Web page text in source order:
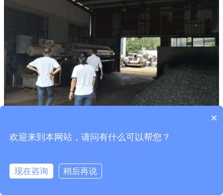
安峰环保在对危废处理时，严格遵守《江苏省一般工业固体废物
染控制与监测等全过程，对一般工业固体废物贮存、处置行为进行管
控。在合理选址的基础上，从设计到封场全周期、各阶段提出严格的
×
欢迎来到本网站，请问有什么可以帮您？
现在咨询 稍后再说